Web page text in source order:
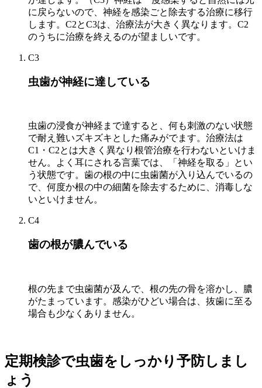
に戻らないので、神経を感染ごと除去する治療に移行
します。C2とC3は、治療法が大きく異なります。C2
のうちに治療を終えるのが望ましいです。
C3
虫歯が神経に達している
虫歯の浸食が神経まで達すると、何も刺激のない状態
で耐え難いズキズキとした痛みがでます。 治療法は
C1・C2とは大きく異なり根管治療を行わないといけま
せん。
よく耳にされる言葉では、「神経を取る」とい
う状態です。歯の根の中に虫歯菌が入り込んでいるの
で、何度か根の中の細菌を除去するために、消毒しな
いといけません。
C4
歯の根が膿んでいる
根の先まで虫歯菌が及んで、根の先の骨を溶かし、膿
がたまっています。 感染がひどい場合は、抜歯に至る
場合も少なくありません。
定期検診で虫歯をしっかり予防しまし
ょう